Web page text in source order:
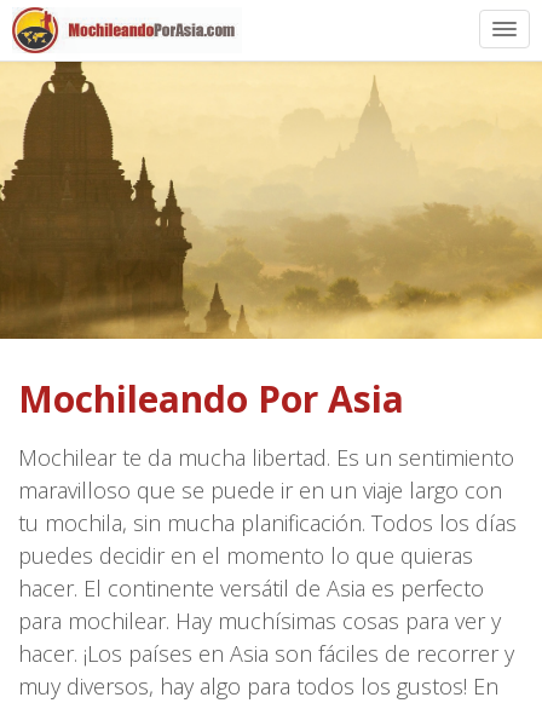
Preparación
Países de Asia
Rutas de mochileros
Blogs
Guías
Mochileando Por Asia
Mochilear te da mucha libertad. Es un sentimiento
maravilloso que se puede ir en un viaje largo con
tu mochila, sin mucha planificación. Todos los días
puedes decidir en el momento lo que quieras
hacer. El continente versátil de Asia es perfecto
para mochilear. Hay muchísimas cosas para ver y
hacer. ¡Los países en Asia son fáciles de recorrer y
muy diversos, hay algo para todos los gustos! En